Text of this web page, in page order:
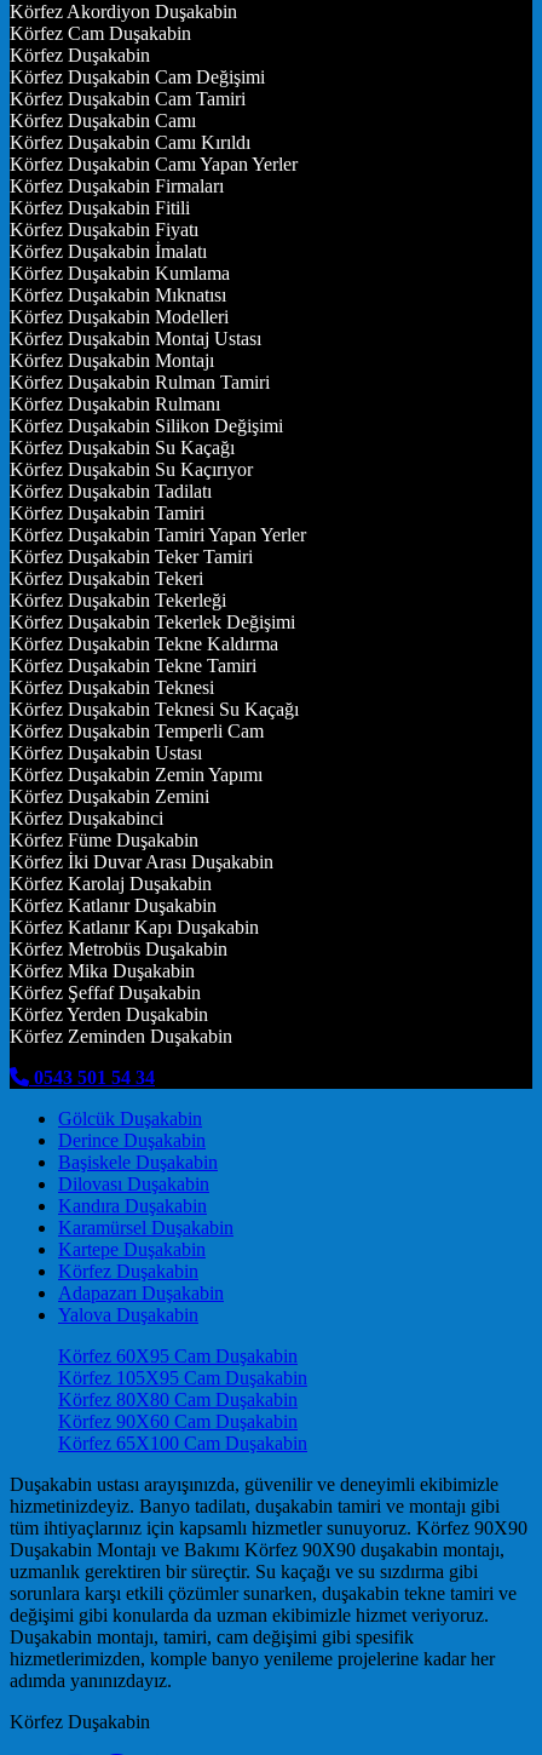
Körfez Akordiyon Duşakabin
Körfez Cam Duşakabin
Körfez Duşakabin
Körfez Duşakabin Cam Değişimi
Körfez Duşakabin Cam Tamiri
Körfez Duşakabin Camı
Körfez Duşakabin Camı Kırıldı
Körfez Duşakabin Camı Yapan Yerler
Körfez Duşakabin Firmaları
Körfez Duşakabin Fitili
Körfez Duşakabin Fiyatı
Körfez Duşakabin İmalatı
Körfez Duşakabin Kumlama
Körfez Duşakabin Mıknatısı
Körfez Duşakabin Modelleri
Körfez Duşakabin Montaj Ustası
Körfez Duşakabin Montajı
Körfez Duşakabin Rulman Tamiri
Körfez Duşakabin Rulmanı
Körfez Duşakabin Silikon Değişimi
Körfez Duşakabin Su Kaçağı
Körfez Duşakabin Su Kaçırıyor
Körfez Duşakabin Tadilatı
Körfez Duşakabin Tamiri
Körfez Duşakabin Tamiri Yapan Yerler
Körfez Duşakabin Teker Tamiri
Körfez Duşakabin Tekeri
Körfez Duşakabin Tekerleği
Körfez Duşakabin Tekerlek Değişimi
Körfez Duşakabin Tekne Kaldırma
Körfez Duşakabin Tekne Tamiri
Körfez Duşakabin Teknesi
Körfez Duşakabin Teknesi Su Kaçağı
Körfez Duşakabin Temperli Cam
Körfez Duşakabin Ustası
Körfez Duşakabin Zemin Yapımı
Körfez Duşakabin Zemini
Körfez Duşakabinci
Körfez Füme Duşakabin
Körfez İki Duvar Arası Duşakabin
Körfez Karolaj Duşakabin
Körfez Katlanır Duşakabin
Körfez Katlanır Kapı Duşakabin
Körfez Metrobüs Duşakabin
Körfez Mika Duşakabin
Körfez Şeffaf Duşakabin
Körfez Yerden Duşakabin
Körfez Zeminden Duşakabin
0543 501 54 34
Gölcük Duşakabin
Derince Duşakabin
Başiskele Duşakabin
Dilovası Duşakabin
Kandıra Duşakabin
Karamürsel Duşakabin
Kartepe Duşakabin
Körfez Duşakabin
Adapazarı Duşakabin
Yalova Duşakabin
Körfez 60X95 Cam Duşakabin
Körfez 105X95 Cam Duşakabin
Körfez 80X80 Cam Duşakabin
Körfez 90X60 Cam Duşakabin
Körfez 65X100 Cam Duşakabin
Duşakabin ustası arayışınızda, güvenilir ve deneyimli ekibimizle
hizmetinizdeyiz. Banyo tadilatı, duşakabin tamiri ve montajı gibi
tüm ihtiyaçlarınız için kapsamlı hizmetler sunuyoruz. Körfez 90X90
Duşakabin Montajı ve Bakımı Körfez 90X90 duşakabin montajı,
uzmanlık gerektiren bir süreçtir. Su kaçağı ve su sızdırma gibi
sorunlara karşı etkili çözümler sunarken, duşakabin tekne tamiri ve
değişimi gibi konularda da uzman ekibimizle hizmet veriyoruz.
Duşakabin montajı, tamiri, cam değişimi gibi spesifik
hizmetlerimizden, komple banyo yenileme projelerine kadar her
adımda yanınızdayız.
Körfez Duşakabin